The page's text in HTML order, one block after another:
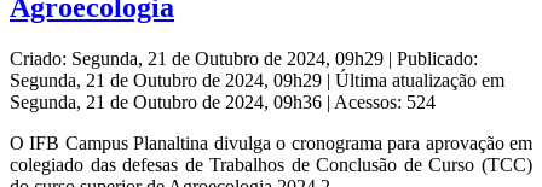
Agroecologia
Criado: Segunda, 21 de Outubro de 2024, 09h29 | Publicado:
Segunda, 21 de Outubro de 2024, 09h29 | Última atualização em
Segunda, 21 de Outubro de 2024, 09h36 | Acessos: 524
O IFB Campus Planaltina divulga o cronograma para aprovação em
colegiado das defesas de Trabalhos de Conclusão de Curso (TCC)